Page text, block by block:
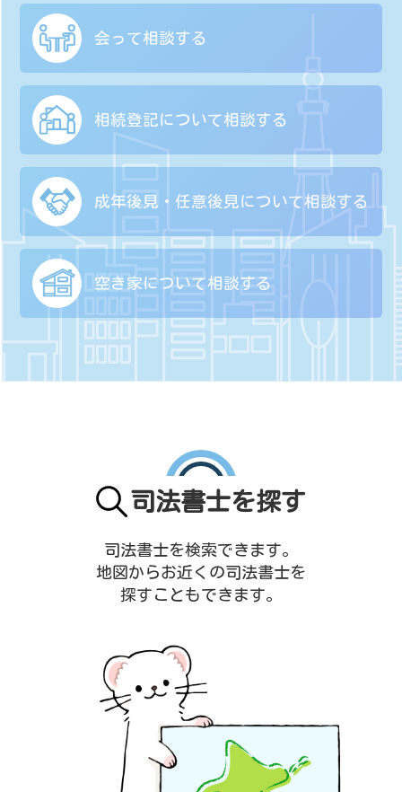
会って相談する
相続登記について相談する
成年後見・任意後見について相談する
空き家について相談する
司法書士を探す
司法書士を検索できます。
地図からお近くの司法書士を
探すこともできます。